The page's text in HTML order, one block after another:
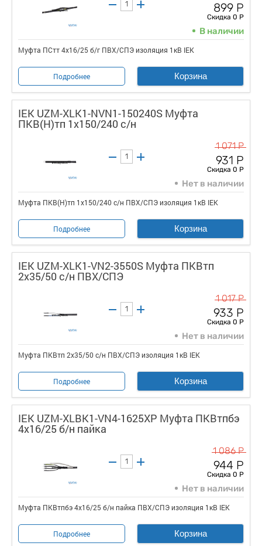
899 Р
Скидка 0 Р
В наличии
Муфта ПСтт 4х16/25 б/г ПВХ/СПЭ изоляция 1кВ IEK
Подробнее Корзина
IEK UZM-XLK1-NVN1-150240S Муфта
ПКВ(Н)тп 1х150/240 с/н
1 071 Р
931 Р
Скидка 0 Р
Нет в наличии
Муфта ПКВ(Н)тп 1х150/240 с/н ПВХ/СПЭ изоляция 1кВ IEK
Подробнее Корзина
IEK UZM-XLK1-VN2-3550S Муфта ПКВтп
2х35/50 с/н ПВХ/СПЭ
1 017 Р
933 Р
Скидка 0 Р
Нет в наличии
Муфта ПКВтп 2х35/50 с/н ПВХ/СПЭ изоляция 1кВ IEK
Подробнее Корзина
IEK UZM-XLBK1-VN4-1625XP Муфта ПКВтпбэ
4х16/25 б/н пайка
1 086 Р
944 Р
Скидка 0 Р
Нет в наличии
Муфта ПКВтпбэ 4х16/25 б/н пайка ПВХ/СПЭ изоляция 1кВ IEK
Подробнее Корзина